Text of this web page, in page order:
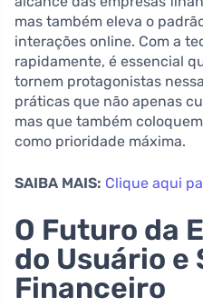
mas também eleva o
interações online. Com a
rapidamente, é essencial
tornem protagonistas
práticas que não apenas
mas que também
como prioridade máxima.
SAIBA MAIS: Clique aqui
O Futuro da
do Usuário e
Financeiro